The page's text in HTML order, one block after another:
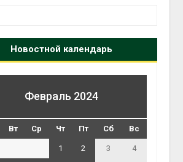
Новостной календарь
Февраль 2024
Вт Ср Чт Пт Сб Вс
1 2 3 4